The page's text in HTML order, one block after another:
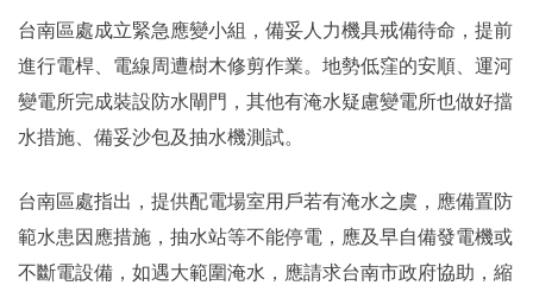
台南區處成立緊急應變小組，備妥人力機具戒備待命，提前
進行電桿、電線周遭樹木修剪作業。地勢低窪的安順、運河
變電所完成裝設防水閘門，其他有淹水疑慮變電所也做好擋
水措施、備妥沙包及抽水機測試。
台南區處指出，提供配電場室用戶若有淹水之虞，應備置防
範水患因應措施，抽水站等不能停電，應及早自備發電機或
不斷電設備，如遇大範圍淹水，應請求台南市政府協助，縮